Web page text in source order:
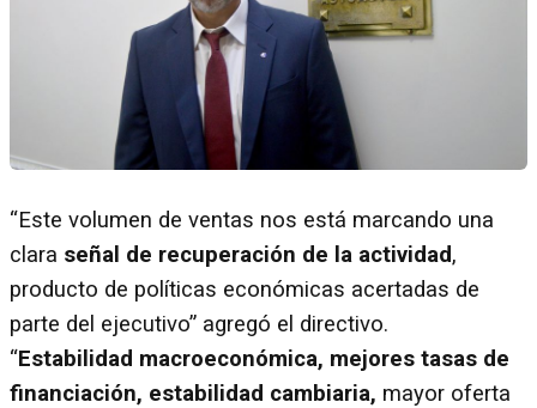
“Este volumen de ventas nos está marcando una
clara señal de recuperación de la actividad,
producto de políticas económicas acertadas de
parte del ejecutivo” agregó el directivo.
“Estabilidad macroeconómica, mejores tasas de
financiación, estabilidad cambiaria, mayor oferta